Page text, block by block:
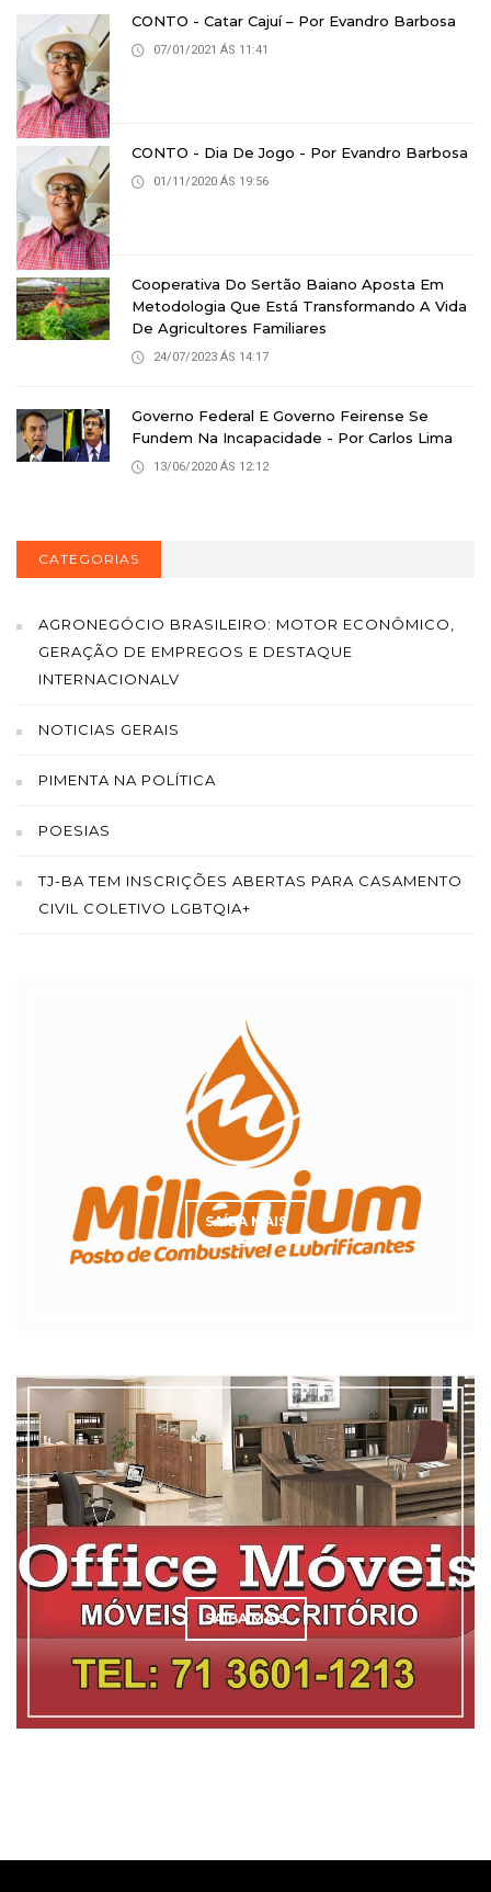
CONTO - Catar Cajuí – Por Evandro Barbosa
07/01/2021 ÁS 11:41
CONTO - Dia De Jogo - Por Evandro Barbosa
01/11/2020 ÁS 19:56
Cooperativa Do Sertão Baiano Aposta Em
Metodologia Que Está Transformando A Vida
De Agricultores Familiares
24/07/2023 ÁS 14:17
Governo Federal E Governo Feirense Se
Fundem Na Incapacidade - Por Carlos Lima
13/06/2020 ÁS 12:12
CATEGORIAS
AGRONEGÓCIO BRASILEIRO: MOTOR ECONÔMICO,
GERAÇÃO DE EMPREGOS E DESTAQUE
INTERNACIONALV
NOTICIAS GERAIS
PIMENTA NA POLÍTICA
POESIAS
TJ-BA TEM INSCRIÇÕES ABERTAS PARA CASAMENTO
CIVIL COLETIVO LGBTQIA+
SAÍBA MAIS
SAÍBA MAIS